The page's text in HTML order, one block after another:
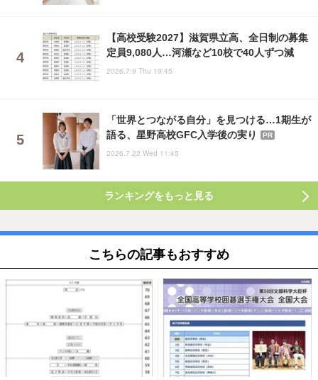
【高校受験2027】滋賀県立高、全日制の募集
定員9,080人…河瀬など10校で40人ずつ減
2026.7.9 Thu 19:45
「世界とつながる自分」を見つける…1期生が
語る、星野高校GFC入学後の実り
PR
2026.7.22 Wed 11:45
ランキングをもっと見る
こちらの記事もおすすめ